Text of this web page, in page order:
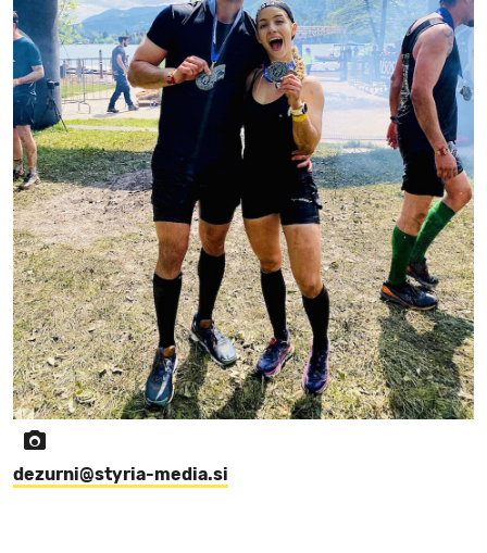
dezurni@styria-media.si